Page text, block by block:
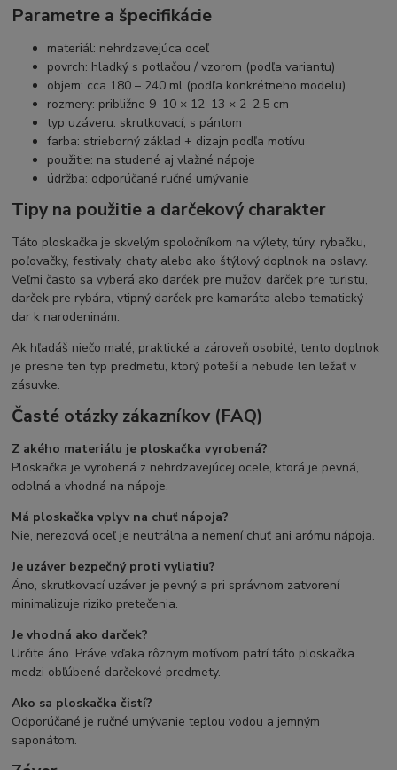
Parametre a špecifikácie
materiál: nehrdzavejúca oceľ
povrch: hladký s potlačou / vzorom (podľa variantu)
objem: cca 180 – 240 ml (podľa konkrétneho modelu)
rozmery: približne 9–10 × 12–13 × 2–2,5 cm
typ uzáveru: skrutkovací, s pántom
farba: strieborný základ + dizajn podľa motívu
použitie: na studené aj vlažné nápoje
údržba: odporúčané ručné umývanie
Tipy na použitie a darčekový charakter
Táto ploskačka je skvelým spoločníkom na výlety, túry, rybačku,
poľovačky, festivaly, chaty alebo ako štýlový doplnok na oslavy.
Veľmi často sa vyberá ako darček pre mužov, darček pre turistu,
darček pre rybára, vtipný darček pre kamaráta alebo tematický
dar k narodeninám.
Ak hľadáš niečo malé, praktické a zároveň osobité, tento doplnok
je presne ten typ predmetu, ktorý poteší a nebude len ležať v
zásuvke.
Časté otázky zákazníkov (FAQ)
Z akého materiálu je ploskačka vyrobená?
Ploskačka je vyrobená z nehrdzavejúcej ocele, ktorá je pevná,
odolná a vhodná na nápoje.
Má ploskačka vplyv na chuť nápoja?
Nie, nerezová oceľ je neutrálna a nemení chuť ani arómu nápoja.
Je uzáver bezpečný proti vyliatiu?
Áno, skrutkovací uzáver je pevný a pri správnom zatvorení
minimalizuje riziko pretečenia.
Je vhodná ako darček?
Určite áno. Práve vďaka rôznym motívom patrí táto ploskačka
medzi obľúbené darčekové predmety.
Ako sa ploskačka čistí?
Odporúčané je ručné umývanie teplou vodou a jemným
saponátom.